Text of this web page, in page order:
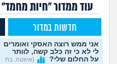
עוד ממדור "חיות מחמד"
חדשות במדור
אני ממש רוצה האסקי ואומרים
לי לא כי זה כלב קשה, לוותר
על החלום שלי?
(איווטה, בת